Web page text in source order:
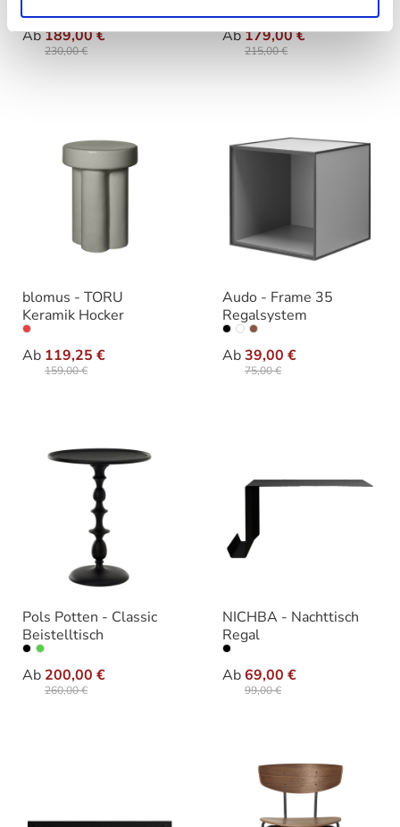
Ab189,00 €
230,00 €
Ausführungauswählen
Ab179,00 €
215,00 €
Ausführung
blomus - TORU
Keramik Hocker
Ab 119,25 €
159,00 €
Ausführung
Audo - Frame 35
Regalsystem
Ab39,00 €
75,00 €
Ausführung
Pols Potten - Classic
Beistelltisch
Ab 200,00 €
260,00 €
Varianten
NICHBA - Nachttisch
Regal
Ab69,00 €
99,00 €
Variante